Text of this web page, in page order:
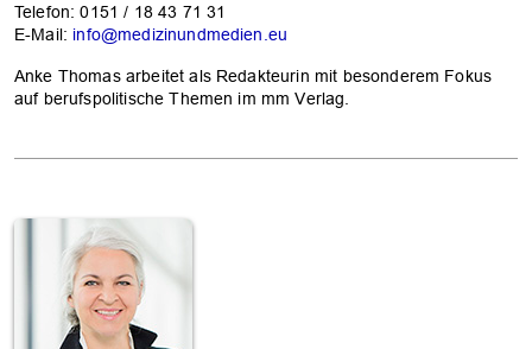
Telefon: 0151 / 18 43 71 31
E-Mail: info@medizinundmedien.eu
Anke Thomas arbeitet als Redakteurin mit besonderem Fokus
auf berufspolitische Themen im mm Verlag.